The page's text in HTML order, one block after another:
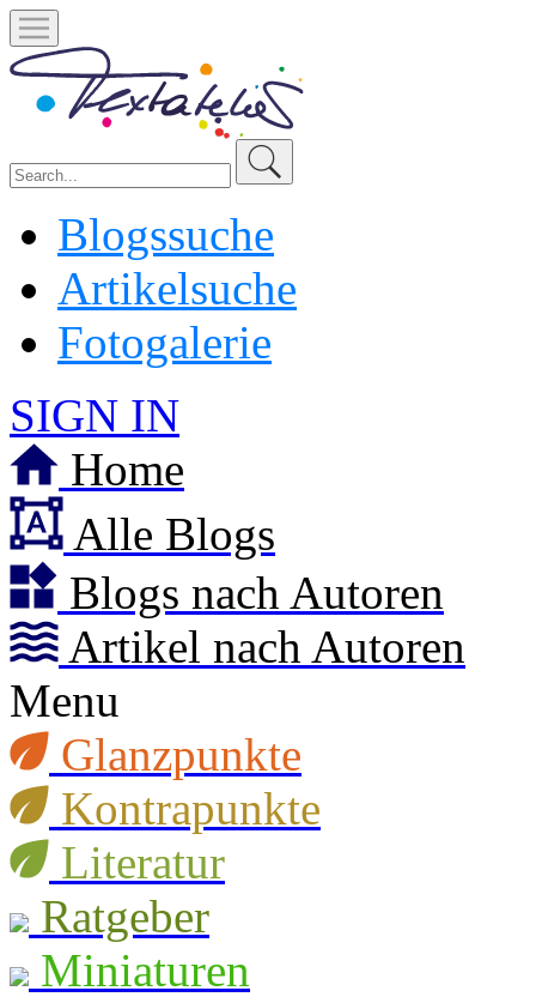
Blogssuche
Artikelsuche
Fotogalerie
SIGN IN
Home
Alle Blogs
Blogs nach Autoren
Artikel nach Autoren
Menu
Glanzpunkte
Kontrapunkte
Literatur
Ratgeber
Miniaturen